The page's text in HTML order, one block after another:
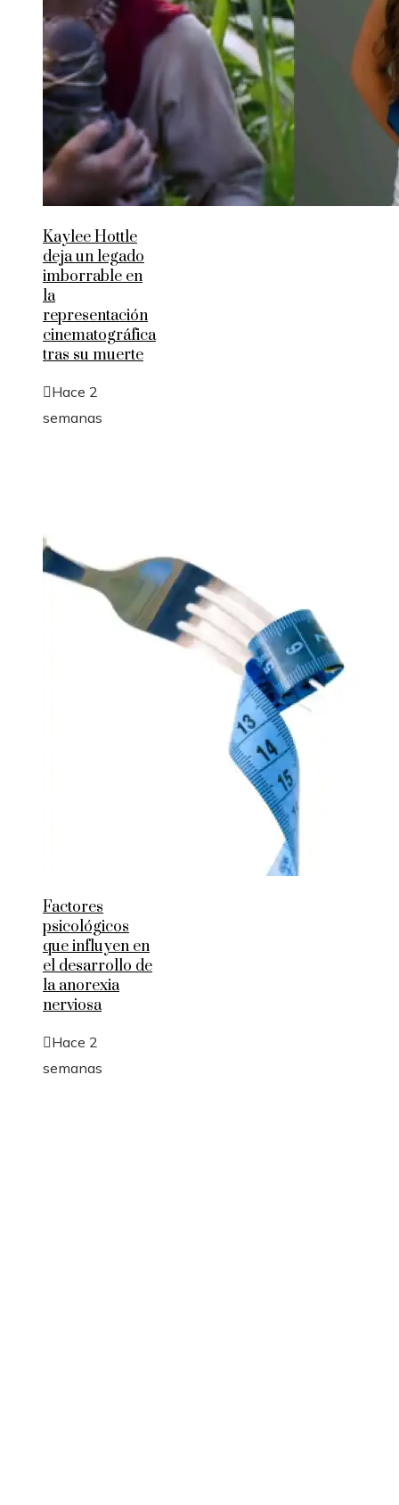
Kaylee Hottle
deja un legado
imborrable en
la
representación
cinematográfica
tras su muerte
Hace 2
semanas
Factores
psicológicos
que influyen en
el desarrollo de
la anorexia
nerviosa
Hace 2
semanas